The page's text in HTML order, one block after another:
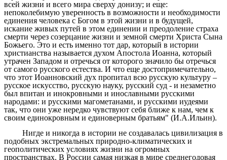
всей жизни и всего мира сверху донизу; и еще:
непоколебимую уверенность в возможности и необходимости
единения человека с Богом в этой жизни и в будущей,
искание живых путей в этом единении и преодоление страха
смерти через созерцание жизни и земной смерти Христа Сына
Божьего. Это и есть именно тот дар, который в истории
христианства называется духом Апостола Иоанна, который
утрачен Западом и отречься от которого значило бы отречься
от самого русского естества. И что еще достопримечательно,
что этот Иоанновский дух пропитал всю русскую культуру –
русское искусство, русскую науку, русский суд - и незаметно
был впитан и инокровными и инославными русскими
народами: и русскими магометанами, и русскими иудеями
так, что они уже нередко чувствуют себя ближе к нам, чем к
своим единокровным и единоверным братьям" (И.А.Ильин).
Нигде и никогда в истории не создавалась цивилизация в
подобных экстремальных природно-климатических и
геополитических условиях жизни на огромных
пространствах. В России самая низкая в мире среднегодовая